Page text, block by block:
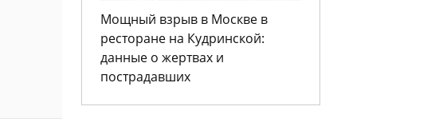
Мощный взрыв в Москве в
ресторане на Кудринской:
данные о жертвах и
пострадавших